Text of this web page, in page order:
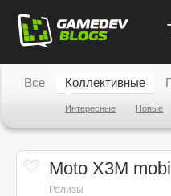
Все Коллективные
Интересные Новые
Moto X3M
Релизы